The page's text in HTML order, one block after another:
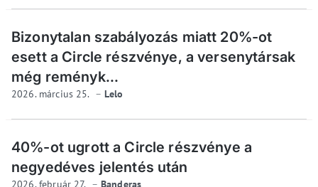
Bizonytalan szabályozás miatt 20%-ot
esett a Circle részvénye, a versenytársak
még reményk...
2026. március 25. Lelo
40%-ot ugrott a Circle részvénye a
negyedéves jelentés után
2026. február 27. Banderas